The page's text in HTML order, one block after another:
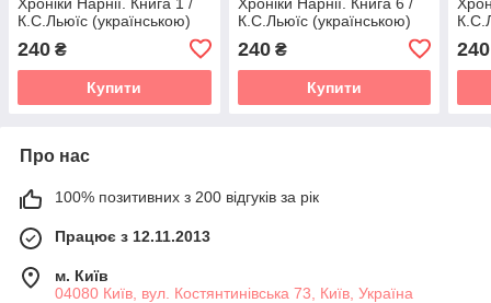
К.С.Льюїс (українською)
240 ₴
Купити
К.С.Льюїс (українською)
240₴
Купити
240
Про нас
100% позитивних з 200 відгуків за рік
Працює з 12.11.2013
м. Київ
04080 Київ, вул. Костянтинівська 73, Київ, Україна